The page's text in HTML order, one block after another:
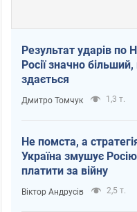
Результат ударів по
Росії значно
здається
Дмитро Томчук 1,3 т.
Не помста, а
Україна змушує Росію
платити за війну
Віктор Андрусів 2,5 т.